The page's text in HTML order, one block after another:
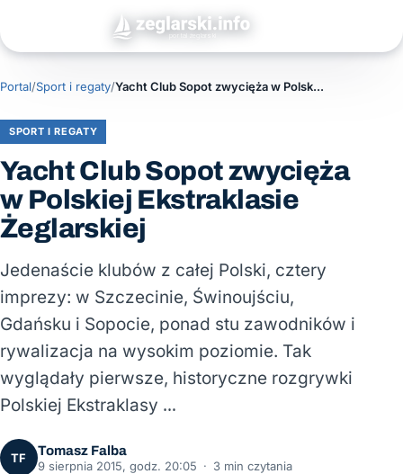
Portal/Sport i regaty/ Yacht Club Sopot zwycięża w Polskiej Ekstraklasie Żeglarskiej
SPORT I REGATY
Yacht Club Sopot zwycięża
w Polskiej Ekstraklasie
Żeglarskiej
Jedenaście klubów z całej Polski, cztery
imprezy: w Szczecinie, Świnoujściu,
Gdańsku i Sopocie, ponad stu zawodników i
rywalizacja na wysokim poziomie. Tak
wyglądały pierwsze, historyczne rozgrywki
Polskiej Ekstraklasy …
TF
Tomasz Falba
9 sierpnia 2015, godz. 20:05 · 3 min czytania